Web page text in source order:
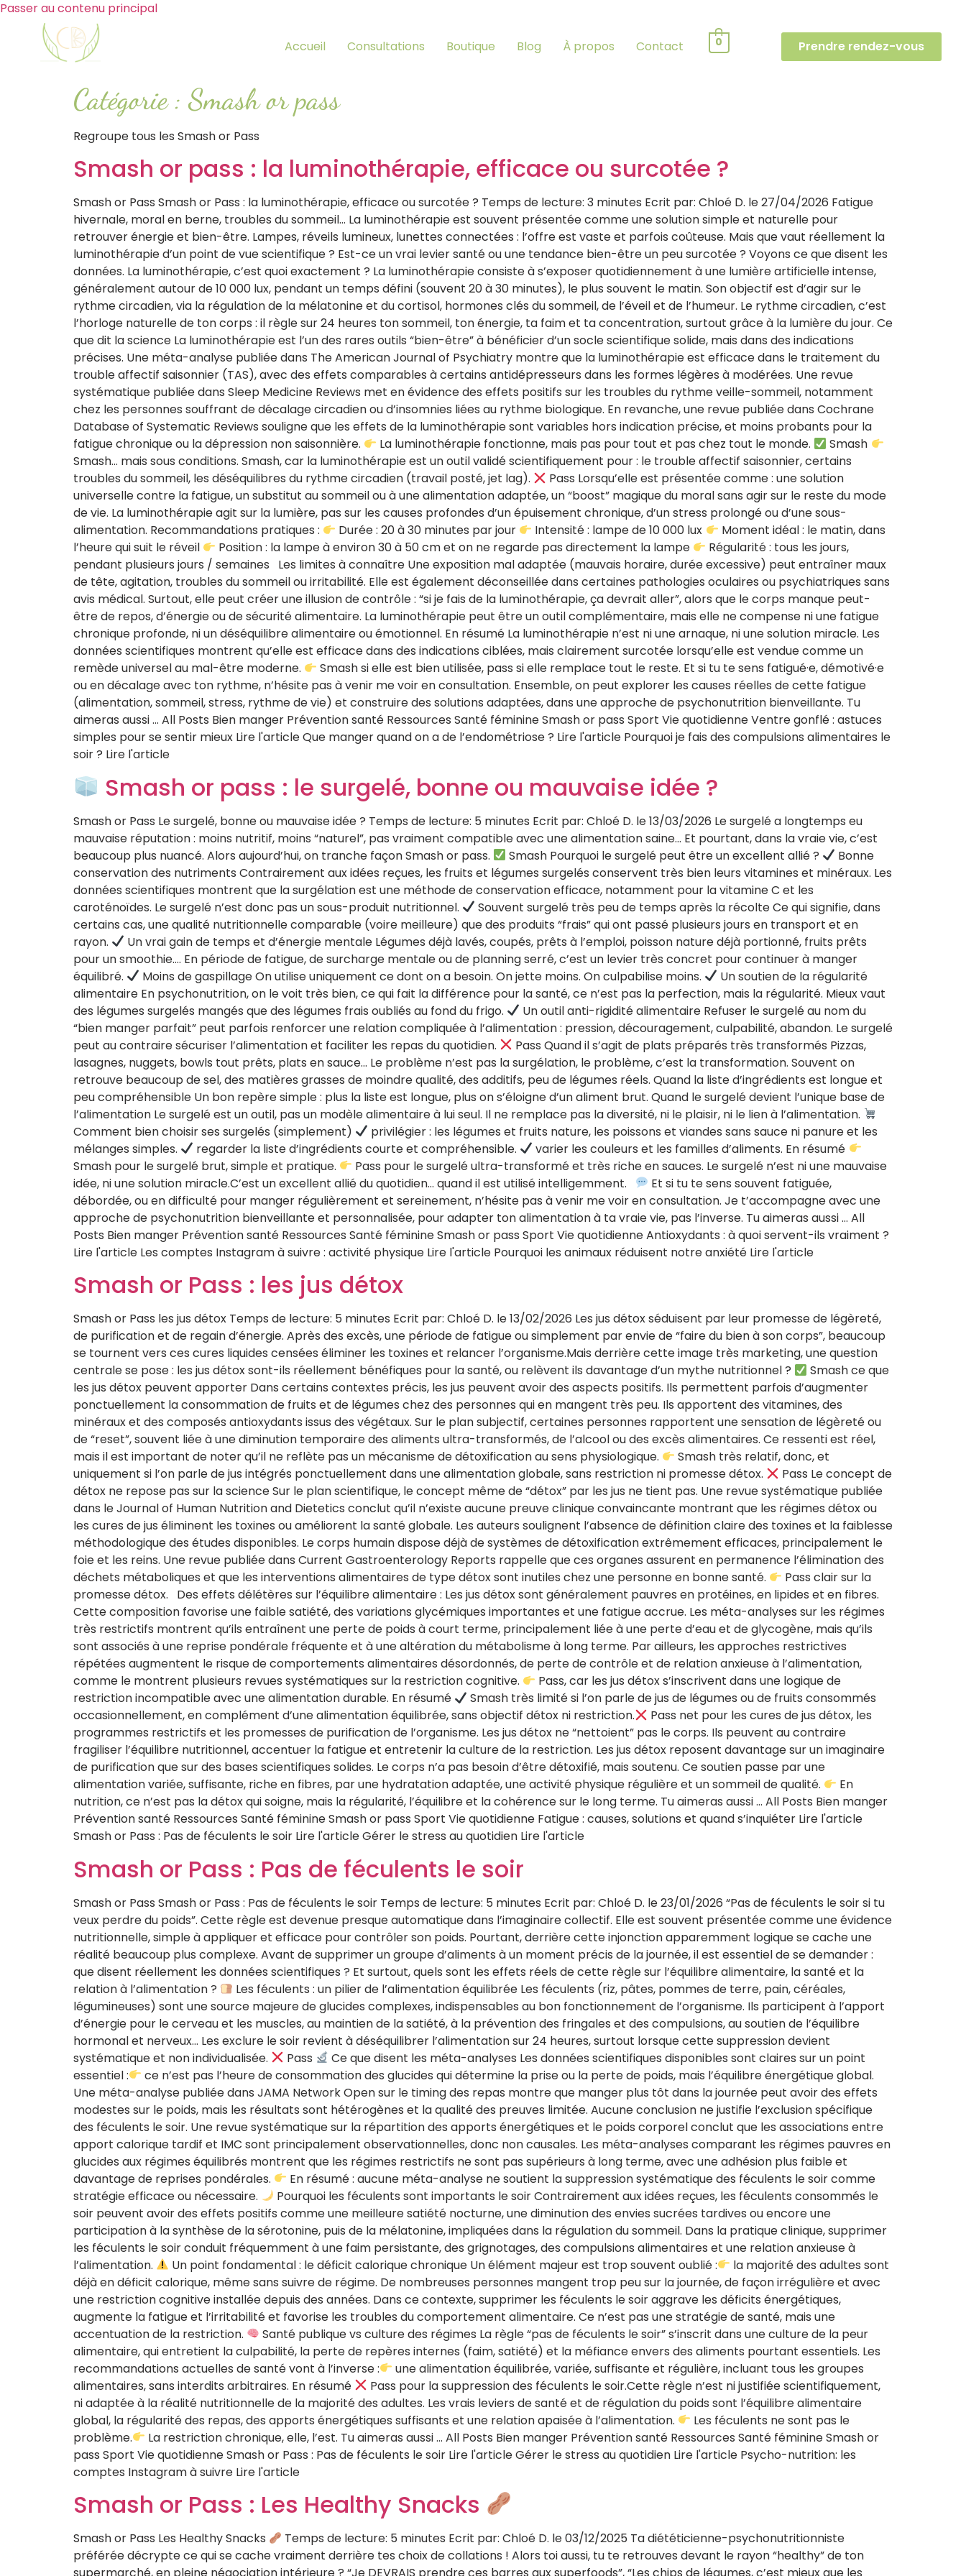
Passer au contenu principal
Accueil Consultations Boutique Blog À propos Contact 0 Prendre rendez-vous
Catégorie : Smash or pass
Regroupe tous les Smash or Pass
Smash or pass : la luminothérapie, efficace ou surcotée ?
Smash or Pass Smash or Pass : la luminothérapie, efficace ou surcotée ? Temps de lecture: 3 minutes Ecrit par: Chloé D. le 27/04/2026 Fatigue
hivernale, moral en berne, troubles du sommeil… La luminothérapie est souvent présentée comme une solution simple et naturelle pour
retrouver énergie et bien-être. Lampes, réveils lumineux, lunettes connectées : l’offre est vaste et parfois coûteuse. Mais que vaut réellement la
luminothérapie d’un point de vue scientifique ? Est-ce un vrai levier santé ou une tendance bien-être un peu surcotée ? Voyons ce que disent les
données. La luminothérapie, c’est quoi exactement ? La luminothérapie consiste à s’exposer quotidiennement à une lumière artificielle intense,
généralement autour de 10 000 lux, pendant un temps défini (souvent 20 à 30 minutes), le plus souvent le matin. Son objectif est d’agir sur le
rythme circadien, via la régulation de la mélatonine et du cortisol, hormones clés du sommeil, de l’éveil et de l’humeur. Le rythme circadien, c’est
l’horloge naturelle de ton corps : il règle sur 24 heures ton sommeil, ton énergie, ta faim et ta concentration, surtout grâce à la lumière du jour. Ce
que dit la science La luminothérapie est l’un des rares outils “bien-être” à bénéficier d’un socle scientifique solide, mais dans des indications
précises. Une méta-analyse publiée dans The American Journal of Psychiatry montre que la luminothérapie est efficace dans le traitement du
trouble affectif saisonnier (TAS), avec des effets comparables à certains antidépresseurs dans les formes légères à modérées. Une revue
systématique publiée dans Sleep Medicine Reviews met en évidence des effets positifs sur les troubles du rythme veille-sommeil, notamment
chez les personnes souffrant de décalage circadien ou d’insomnies liées au rythme biologique. En revanche, une revue publiée dans Cochrane
Database of Systematic Reviews souligne que les effets de la luminothérapie sont variables hors indication précise, et moins probants pour la
fatigue chronique ou la dépression non saisonnière.
La luminothérapie fonctionne, mais pas pour tout et pas chez tout le monde.
Smash
Smash… mais sous conditions. Smash, car la luminothérapie est un outil validé scientifiquement pour : le trouble affectif saisonnier, certains
troubles du sommeil, les déséquilibres du rythme circadien (travail posté, jet lag).
Pass Lorsqu’elle est présentée comme : une solution
universelle contre la fatigue, un substitut au sommeil ou à une alimentation adaptée, un “boost” magique du moral sans agir sur le reste du mode
de vie. La luminothérapie agit sur la lumière, pas sur les causes profondes d’un épuisement chronique, d’un stress prolongé ou d’une sous-
alimentation. Recommandations pratiques :
Durée : 20 à 30 minutes par jour Intensité : lampe de 10 000 lux
Moment idéal : le matin, dans
l’heure qui suit le réveil
Position : la lampe à environ 30 à 50 cm et on ne regarde pas directement la lampe
Régularité : tous les jours,
pendant plusieurs jours / semaines Les limites à connaître Une exposition mal adaptée (mauvais horaire, durée excessive) peut entraîner maux
de tête, agitation, troubles du sommeil ou irritabilité. Elle est également déconseillée dans certaines pathologies oculaires ou psychiatriques sans
avis médical. Surtout, elle peut créer une illusion de contrôle : “si je fais de la luminothérapie, ça devrait aller”, alors que le corps manque peut-
être de repos, d’énergie ou de sécurité alimentaire. La luminothérapie peut être un outil complémentaire, mais elle ne compense ni une fatigue
chronique profonde, ni un déséquilibre alimentaire ou émotionnel. En résumé La luminothérapie n’est ni une arnaque, ni une solution miracle. Les
données scientifiques montrent qu’elle est efficace dans des indications ciblées, mais clairement surcotée lorsqu’elle est vendue comme un
remède universel au mal-être moderne.
Smash si elle est bien utilisée, pass si elle remplace tout le reste. Et si tu te sens fatigué·e, démotivé·e
ou en décalage avec ton rythme, n’hésite pas à venir me voir en consultation. Ensemble, on peut explorer les causes réelles de cette fatigue
(alimentation, sommeil, stress, rythme de vie) et construire des solutions adaptées, dans une approche de psychonutrition bienveillante. Tu
aimeras aussi … All Posts Bien manger Prévention santé Ressources Santé féminine Smash or pass Sport Vie quotidienne Ventre gonflé : astuces
simples pour se sentir mieux Lire l'article Que manger quand on a de l’endométriose ? Lire l'article Pourquoi je fais des compulsions alimentaires le
soir ? Lire l'article
Smash or pass : le surgelé, bonne ou mauvaise idée ?
Smash or Pass Le surgelé, bonne ou mauvaise idée ? Temps de lecture: 5 minutes Ecrit par: Chloé D. le 13/03/2026 Le surgelé a longtemps eu
mauvaise réputation : moins nutritif, moins “naturel”, pas vraiment compatible avec une alimentation saine… Et pourtant, dans la vraie vie, c’est
beaucoup plus nuancé. Alors aujourd’hui, on tranche façon Smash or pass.
Smash Pourquoi le surgelé peut être un excellent allié ?
Bonne
conservation des nutriments Contrairement aux idées reçues, les fruits et légumes surgelés conservent très bien leurs vitamines et minéraux. Les
données scientifiques montrent que la surgélation est une méthode de conservation efficace, notamment pour la vitamine C et les
caroténoïdes. Le surgelé n’est donc pas un sous-produit nutritionnel.
Souvent surgelé très peu de temps après la récolte Ce qui signifie, dans
certains cas, une qualité nutritionnelle comparable (voire meilleure) que des produits “frais” qui ont passé plusieurs jours en transport et en
rayon.
Un vrai gain de temps et d’énergie mentale Légumes déjà lavés, coupés, prêts à l’emploi, poisson nature déjà portionné, fruits prêts
pour un smoothie…. En période de fatigue, de surcharge mentale ou de planning serré, c’est un levier très concret pour continuer à manger
équilibré.
Moins de gaspillage On utilise uniquement ce dont on a besoin. On jette moins. On culpabilise moins.
Un soutien de la régularité
alimentaire En psychonutrition, on le voit très bien, ce qui fait la différence pour la santé, ce n’est pas la perfection, mais la régularité. Mieux vaut
des légumes surgelés mangés que des légumes frais oubliés au fond du frigo.
Un outil anti-rigidité alimentaire Refuser le surgelé au nom du
“bien manger parfait” peut parfois renforcer une relation compliquée à l’alimentation : pression, découragement, culpabilité, abandon. Le surgelé
peut au contraire sécuriser l’alimentation et faciliter les repas du quotidien.
Pass Quand il s’agit de plats préparés très transformés Pizzas,
lasagnes, nuggets, bowls tout prêts, plats en sauce… Le problème n’est pas la surgélation, le problème, c’est la transformation. Souvent on
retrouve beaucoup de sel, des matières grasses de moindre qualité, des additifs, peu de légumes réels. Quand la liste d’ingrédients est longue et
peu compréhensible Un bon repère simple : plus la liste est longue, plus on s’éloigne d’un aliment brut. Quand le surgelé devient l’unique base de
l’alimentation Le surgelé est un outil, pas un modèle alimentaire à lui seul. Il ne remplace pas la diversité, ni le plaisir, ni le lien à l’alimentation.
Comment bien choisir ses surgelés (simplement)
privilégier : les légumes et fruits nature, les poissons et viandes sans sauce ni panure et les
mélanges simples.
regarder la liste d’ingrédients courte et compréhensible.
varier les couleurs et les familles d’aliments. En résumé
Smash pour le surgelé brut, simple et pratique.
Pass pour le surgelé ultra-transformé et très riche en sauces. Le surgelé n’est ni une mauvaise
idée, ni une solution miracle.C’est un excellent allié du quotidien… quand il est utilisé intelligemment.
Et si tu te sens souvent fatiguée,
débordée, ou en difficulté pour manger régulièrement et sereinement, n’hésite pas à venir me voir en consultation. Je t’accompagne avec une
approche de psychonutrition bienveillante et personnalisée, pour adapter ton alimentation à ta vraie vie, pas l’inverse. Tu aimeras aussi … All
Posts Bien manger Prévention santé Ressources Santé féminine Smash or pass Sport Vie quotidienne Antioxydants : à quoi servent-ils vraiment ?
Lire l'article Les comptes Instagram à suivre : activité physique Lire l'article Pourquoi les animaux réduisent notre anxiété Lire l'article
Smash or Pass : les jus détox
Smash or Pass les jus détox Temps de lecture: 5 minutes Ecrit par: Chloé D. le 13/02/2026 Les jus détox séduisent par leur promesse de légèreté,
de purification et de regain d’énergie. Après des excès, une période de fatigue ou simplement par envie de “faire du bien à son corps”, beaucoup
se tournent vers ces cures liquides censées éliminer les toxines et relancer l’organisme.Mais derrière cette image très marketing, une question
centrale se pose : les jus détox sont-ils réellement bénéfiques pour la santé, ou relèvent ils davantage d’un mythe nutritionnel ?
Smash ce que
les jus détox peuvent apporter Dans certains contextes précis, les jus peuvent avoir des aspects positifs. Ils permettent parfois d’augmenter
ponctuellement la consommation de fruits et de légumes chez des personnes qui en mangent très peu. Ils apportent des vitamines, des
minéraux et des composés antioxydants issus des végétaux. Sur le plan subjectif, certaines personnes rapportent une sensation de légèreté ou
de “reset”, souvent liée à une diminution temporaire des aliments ultra-transformés, de l’alcool ou des excès alimentaires. Ce ressenti est réel,
mais il est important de noter qu’il ne reflète pas un mécanisme de détoxification au sens physiologique.
Smash très relatif, donc, et
uniquement si l’on parle de jus intégrés ponctuellement dans une alimentation globale, sans restriction ni promesse détox.
Pass Le concept de
détox ne repose pas sur la science Sur le plan scientifique, le concept même de “détox” par les jus ne tient pas. Une revue systématique publiée
dans le Journal of Human Nutrition and Dietetics conclut qu’il n’existe aucune preuve clinique convaincante montrant que les régimes détox ou
les cures de jus éliminent les toxines ou améliorent la santé globale. Les auteurs soulignent l’absence de définition claire des toxines et la faiblesse
méthodologique des études disponibles. Le corps humain dispose déjà de systèmes de détoxification extrêmement efficaces, principalement le
foie et les reins. Une revue publiée dans Current Gastroenterology Reports rappelle que ces organes assurent en permanence l’élimination des
déchets métaboliques et que les interventions alimentaires de type détox sont inutiles chez une personne en bonne santé.
Pass clair sur la
promesse détox. Des effets délétères sur l’équilibre alimentaire : Les jus détox sont généralement pauvres en protéines, en lipides et en fibres.
Cette composition favorise une faible satiété, des variations glycémiques importantes et une fatigue accrue. Les méta-analyses sur les régimes
très restrictifs montrent qu’ils entraînent une perte de poids à court terme, principalement liée à une perte d’eau et de glycogène, mais qu’ils
sont associés à une reprise pondérale fréquente et à une altération du métabolisme à long terme. Par ailleurs, les approches restrictives
répétées augmentent le risque de comportements alimentaires désordonnés, de perte de contrôle et de relation anxieuse à l’alimentation,
comme le montrent plusieurs revues systématiques sur la restriction cognitive.
Pass, car les jus détox s’inscrivent dans une logique de
restriction incompatible avec une alimentation durable. En résumé
Smash très limité si l’on parle de jus de légumes ou de fruits consommés
occasionnellement, en complément d’une alimentation équilibrée, sans objectif détox ni restriction.
Pass net pour les cures de jus détox, les
programmes restrictifs et les promesses de purification de l’organisme. Les jus détox ne “nettoient” pas le corps. Ils peuvent au contraire
fragiliser l’équilibre nutritionnel, accentuer la fatigue et entretenir la culture de la restriction. Les jus détox reposent davantage sur un imaginaire
de purification que sur des bases scientifiques solides. Le corps n’a pas besoin d’être détoxifié, mais soutenu. Ce soutien passe par une
alimentation variée, suffisante, riche en fibres, par une hydratation adaptée, une activité physique régulière et un sommeil de qualité.
En
nutrition, ce n’est pas la détox qui soigne, mais la régularité, l’équilibre et la cohérence sur le long terme. Tu aimeras aussi … All Posts Bien manger
Prévention santé Ressources Santé féminine Smash or pass Sport Vie quotidienne Fatigue : causes, solutions et quand s’inquiéter Lire l'article
Smash or Pass : Pas de féculents le soir Lire l'article Gérer le stress au quotidien Lire l'article
Smash or Pass : Pas de féculents le soir
Smash or Pass Smash or Pass : Pas de féculents le soir Temps de lecture: 5 minutes Ecrit par: Chloé D. le 23/01/2026 “Pas de féculents le soir si tu
veux perdre du poids”. Cette règle est devenue presque automatique dans l’imaginaire collectif. Elle est souvent présentée comme une évidence
nutritionnelle, simple à appliquer et efficace pour contrôler son poids. Pourtant, derrière cette injonction apparemment logique se cache une
réalité beaucoup plus complexe. Avant de supprimer un groupe d’aliments à un moment précis de la journée, il est essentiel de se demander :
que disent réellement les données scientifiques ? Et surtout, quels sont les effets réels de cette règle sur l’équilibre alimentaire, la santé et la
relation à l’alimentation ?
Les féculents : un pilier de l’alimentation équilibrée Les féculents (riz, pâtes, pommes de terre, pain, céréales,
légumineuses) sont une source majeure de glucides complexes, indispensables au bon fonctionnement de l’organisme. Ils participent à l’apport
d’énergie pour le cerveau et les muscles, au maintien de la satiété, à la prévention des fringales et des compulsions, au soutien de l’équilibre
hormonal et nerveux… Les exclure le soir revient à déséquilibrer l’alimentation sur 24 heures, surtout lorsque cette suppression devient
systématique et non individualisée.
Pass
Ce que disent les méta-analyses Les données scientifiques disponibles sont claires sur un point
essentiel :
ce n’est pas l’heure de consommation des glucides qui détermine la prise ou la perte de poids, mais l’équilibre énergétique global.
Une méta-analyse publiée dans JAMA Network Open sur le timing des repas montre que manger plus tôt dans la journée peut avoir des effets
modestes sur le poids, mais les résultats sont hétérogènes et la qualité des preuves limitée. Aucune conclusion ne justifie l’exclusion spécifique
des féculents le soir. Une revue systématique sur la répartition des apports énergétiques et le poids corporel conclut que les associations entre
apport calorique tardif et IMC sont principalement observationnelles, donc non causales. Les méta-analyses comparant les régimes pauvres en
glucides aux régimes équilibrés montrent que les régimes restrictifs ne sont pas supérieurs à long terme, avec une adhésion plus faible et
davantage de reprises pondérales.
En résumé : aucune méta-analyse ne soutient la suppression systématique des féculents le soir comme
stratégie efficace ou nécessaire.
Pourquoi les féculents sont importants le soir Contrairement aux idées reçues, les féculents consommés le
soir peuvent avoir des effets positifs comme une meilleure satiété nocturne, une diminution des envies sucrées tardives ou encore une
participation à la synthèse de la sérotonine, puis de la mélatonine, impliquées dans la régulation du sommeil. Dans la pratique clinique, supprimer
les féculents le soir conduit fréquemment à une faim persistante, des grignotages, des compulsions alimentaires et une relation anxieuse à
l’alimentation.
Un point fondamental : le déficit calorique chronique Un élément majeur est trop souvent oublié :
la majorité des adultes sont
déjà en déficit calorique, même sans suivre de régime. De nombreuses personnes mangent trop peu sur la journée, de façon irrégulière et avec
une restriction cognitive installée depuis des années. Dans ce contexte, supprimer les féculents le soir aggrave les déficits énergétiques,
augmente la fatigue et l’irritabilité et favorise les troubles du comportement alimentaire. Ce n’est pas une stratégie de santé, mais une
accentuation de la restriction.
Santé publique vs culture des régimes La règle “pas de féculents le soir” s’inscrit dans une culture de la peur
alimentaire, qui entretient la culpabilité, la perte de repères internes (faim, satiété) et la méfiance envers des aliments pourtant essentiels. Les
recommandations actuelles de santé vont à l’inverse :
une alimentation équilibrée, variée, suffisante et régulière, incluant tous les groupes
alimentaires, sans interdits arbitraires. En résumé
Pass pour la suppression des féculents le soir.Cette règle n’est ni justifiée scientifiquement,
ni adaptée à la réalité nutritionnelle de la majorité des adultes. Les vrais leviers de santé et de régulation du poids sont l’équilibre alimentaire
global, la régularité des repas, des apports énergétiques suffisants et une relation apaisée à l’alimentation.
Les féculents ne sont pas le
problème.
La restriction chronique, elle, l’est. Tu aimeras aussi … All Posts Bien manger Prévention santé Ressources Santé féminine Smash or
pass Sport Vie quotidienne Smash or Pass : Pas de féculents le soir Lire l'article Gérer le stress au quotidien Lire l'article Psycho-nutrition: les
comptes Instagram à suivre Lire l'article
Smash or Pass : Les Healthy Snacks
Smash or Pass Les Healthy Snacks
Temps de lecture: 5 minutes Ecrit par: Chloé D. le 03/12/2025 Ta diététicienne-psychonutritionniste
préférée décrypte ce qui se cache vraiment derrière tes choix de collations ! Alors toi aussi, tu te retrouves devant le rayon “healthy” de ton